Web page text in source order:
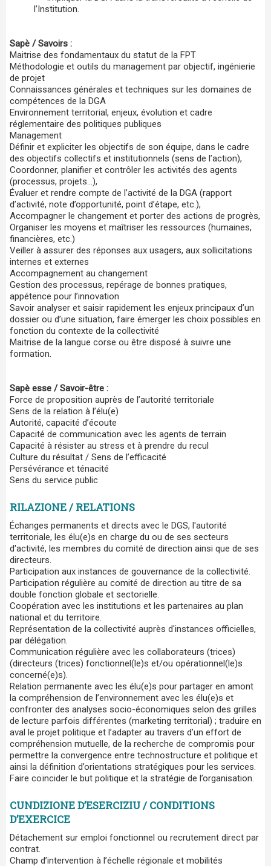
l’Institution.
Sapè /Savoirs :
Maitrise des fondamentaux du statut de la FPT
Méthodologie et outils du management par objectif, ingénierie
de projet
Connaissances générales et techniques sur les domaines de
compétences de la DGA
Environnement territorial, enjeux, évolution et cadre
réglementaire des politiques publiques
Management
Définir et expliciter les objectifs de son équipe, dans le cadre
des objectifs collectifs et institutionnels (sens de l’action),
Coordonner, planifier et contrôler les activités des agents
(processus, projets…),
Évaluer et rendre compte de l’activité de la DGA (rapport
d’activité, note d’opportunité, point d’étape, etc.),
Accompagner le changement et porter des actions de progrès,
Organiser les moyens et maîtriser les ressources (humaines,
financières, etc.)
Veiller à assurer des réponses aux usagers, aux sollicitations
internes et externes
Accompagnement au changement
Gestion des processus, repérage de bonnes pratiques,
appétence pour l’innovation
Savoir analyser et saisir rapidement les enjeux principaux d’un
dossier ou d’une situation, faire émerger les choix possibles en
fonction du contexte de la collectivité
Maitrise de la langue corse ou être disposé à suivre une
formation.
Sapè esse / Savoir-être :
Force de proposition auprès de l’autorité territoriale
Sens de la relation à l’élu(e)
Autorité, capacité d’écoute
Capacité de communication avec les agents de terrain
Capacité à résister au stress et à prendre du recul
Culture du résultat / Sens de l’efficacité
Persévérance et ténacité
Sens du service public
RILAZIONE / RELATIONS
Échanges permanents et directs avec le DGS, l'autorité
territoriale, les élu(e)s en charge du ou de ses secteurs
d'activité, les membres du comité de direction ainsi que de ses
directeurs.
Participation aux instances de gouvernance de la collectivité.
Participation régulière au comité de direction au titre de sa
double fonction globale et sectorielle.
Coopération avec les institutions et les partenaires au plan
national et du territoire.
Représentation de la collectivité auprès d'instances officielles,
par délégation.
Communication régulière avec les collaborateurs (trices)
(directeurs (trices) fonctionnel(le)s et/ou opérationnel(le)s
concerné(e)s).
Relation permanente avec les élu(e)s pour partager en amont
la compréhension de l’environnement avec les élu(e)s et
confronter des analyses socio-économiques selon des grilles
de lecture parfois différentes (marketing territorial) ; traduire en
aval le projet politique et l’adapter au travers d’un effort de
compréhension mutuelle, de la recherche de compromis pour
permettre la convergence entre technostructure et politique et
ainsi la définition d’orientations stratégiques pour les services.
Faire coïncider le but politique et la stratégie de l’organisation.
CUNDIZIONE D’ESERCIZIU / CONDITIONS
D’EXERCICE
Détachement sur emploi fonctionnel ou recrutement direct par
contrat.
Champ d’intervention à l’échelle régionale et mobilités